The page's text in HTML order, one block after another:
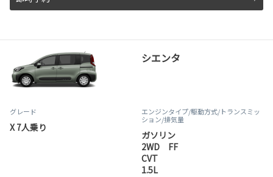
シエンタ
グレード
X 7人乗り
エンジンタイプ/駆動方式/トランスミッ
ション/排気量
ガソリン
2WD FF
CVT
1.5L